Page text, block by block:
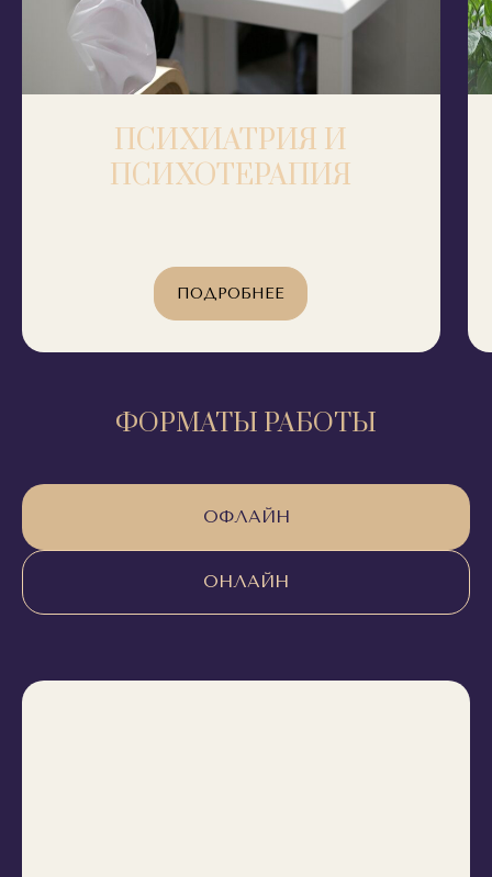
ПСИХИАТРИЯ И
ПСИХОТЕРАПИЯ
ПОДРОБНЕЕ
ФОРМАТЫ РАБОТЫ
ОФЛАЙН
ОНЛАЙН